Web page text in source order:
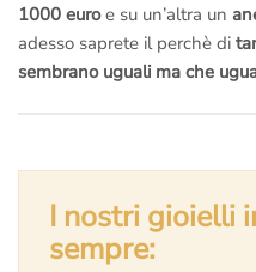
1000 euroe su un’altra un
adesso saprete il perchè di
sembrano uguali ma che
I nostri gioielli
sempre: